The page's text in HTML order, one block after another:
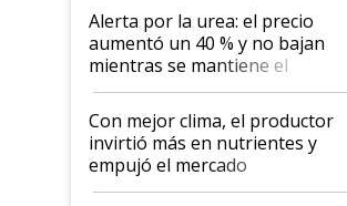
Alerta por la urea: el precio
aumentó un 40 % y no bajan
mientras se mantiene el
conflicto en Medio Oriente
Con mejor clima, el productor
invirtió más en nutrientes y
empujó el mercado